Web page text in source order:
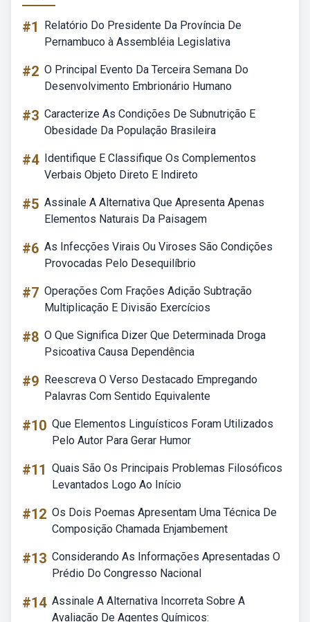
#1
Relatório Do Presidente Da Província De
Pernambuco à Assembléia Legislativa
#2 O Principal Evento Da Terceira Semana Do
Desenvolvimento Embrionário Humano
#3 Caracterize As Condições De Subnutrição E
Obesidade Da População Brasileira
#4 Identifique E Classifique Os Complementos
Verbais Objeto Direto E Indireto
#5 Assinale A Alternativa Que Apresenta Apenas
Elementos Naturais Da Paisagem
#6 As Infecções Virais Ou Viroses São Condições
Provocadas Pelo Desequilíbrio
#7 Operações Com Frações Adição Subtração
Multiplicação E Divisão Exercícios
#8 O Que Significa Dizer Que Determinada Droga
Psicoativa Causa Dependência
#9 Reescreva O Verso Destacado Empregando
Palavras Com Sentido Equivalente
#10 Que Elementos Linguísticos Foram Utilizados
Pelo Autor Para Gerar Humor
#11 Quais São Os Principais Problemas Filosóficos
Levantados Logo Ao Início
#12 Os Dois Poemas Apresentam Uma Técnica De
Composição Chamada Enjambement
#13 Considerando As Informações Apresentadas O
Prédio Do Congresso Nacional
#14 Assinale A Alternativa Incorreta Sobre A
Avaliação De Agentes Químicos: